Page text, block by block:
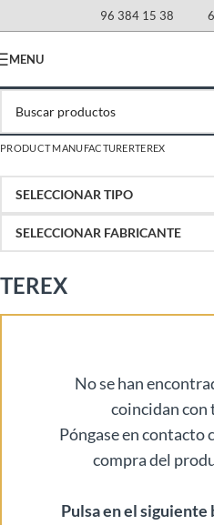
96 384 15 38
MENU
PRODUCT MANUFACTURERTEREX
TEREX
No se han
coincidan con
Póngase en contacto
compra del
Pulsa en el